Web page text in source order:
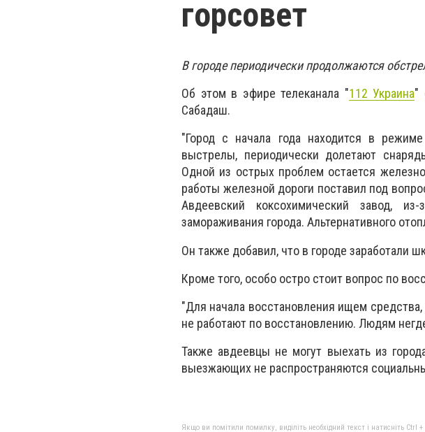
горсовет
В городе периодически продолжаются
Об этом в эфире телеканала "112 Украина"
Сабадаш.
"Город с начала года находится в
выстрелы, периодически долетают
Одной из острых проблем остается
работы железной дороги поставил под
Авдеевский коксохимический завод,
замораживания города. Альтернативного
Он также добавил, что в городе заработали
Кроме того, особо остро стоит вопрос по
"Для начала восстановления ищем
не работают по восстановлению. Людям
Также авдеевцы не могут выехать из
выезжающих не распространяются
Якщо ви помітили помилку, виділіть необхідний текст і натисніть Ctrl